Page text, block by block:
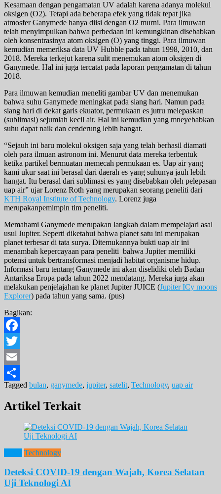
Kesamaan dengan pengamatan UV adalah karena adanya molekul
oksigen (O2). Tetapi ada beberapa efek yang tidak tepat jika
atmosfer Ganymede hanya diisi dengan O2 murni. Para ilmuwan
telah menyimpulkan bahwa perbedaan ini kemungkinan disebabkan
oleh konsentrasinya atom oksigen (O) yang tinggi. Para ilmuwan
kemudian memeriksa data UV Hubble pada tahun 1998, 2010, dan
2018. Mereka terkejut karena sulit menemukan atom oksigen di
Ganymede. Hal ini juga tercatat pada laporan pengamatan di tahun
2018.
Para ilmuwan kemudian meneliti gambar UV dan menemukan
bahwa suhu Ganymede meningkat pada siang hari. Namun pada
siang hari di dekat garis ekuator, permukaan es jutru melepaskan
(sublimasi) sejumlah kecil air. Hal ini kemudian yang mneyebabkan
suhu dapat naik dan cenderung lebih hangat.
“Sejauh ini baru molekul oksigen saja yang telah berhasil diamati
oleh para ilmuan astronom ini. Menurut data mereka terbentuk
ketika partikel bermuatan memecah permukaan es. Uap air yang
kami ukur saat ini berasal dari daerah es yang suhunya jauh lebih
hangat. Itu berasal dari sublimasi es yang disebabkan oleh pelepasan
uap air” ujar Lorenz Roth yang merupakan seorang peneliti dari
KTH Royal Institute of Technology. Lorenz juga
merupakanpemimpin tim peneliti.
Memahami Ganymede merupakan langkah dalam mempelajari asal
usul Jupiter. Seperti diketahui bahwa planet satu ini merupakan
planet terbesar di tata surya. Ditemukannya bukti uap air ini
menambah kepercayaan para peneliti bahwa Jupiter memiliki
potensi untuk bertransformasi menjadi habitat organisme hidup.
Informasi baru tentang Ganymede ini akan diselidiki oleh Badan
Antariksa Eropa pada tahun 2022 mendatang. Mereka juga akan
melakukan penjelajahan ke planet Jupiter JUICE (Jupiter ICy moons
Explorer) pada tahun yang sama. (pus)
Bagikan:
Facebook
Twitter
Email
Share
Tagged bulan, ganymede, jupiter, satelit, Technology, uap air
Artikel Terkait
Technology
Deteksi COVID-19 dengan Wajah, Korea Selatan
Uji Teknologi AI